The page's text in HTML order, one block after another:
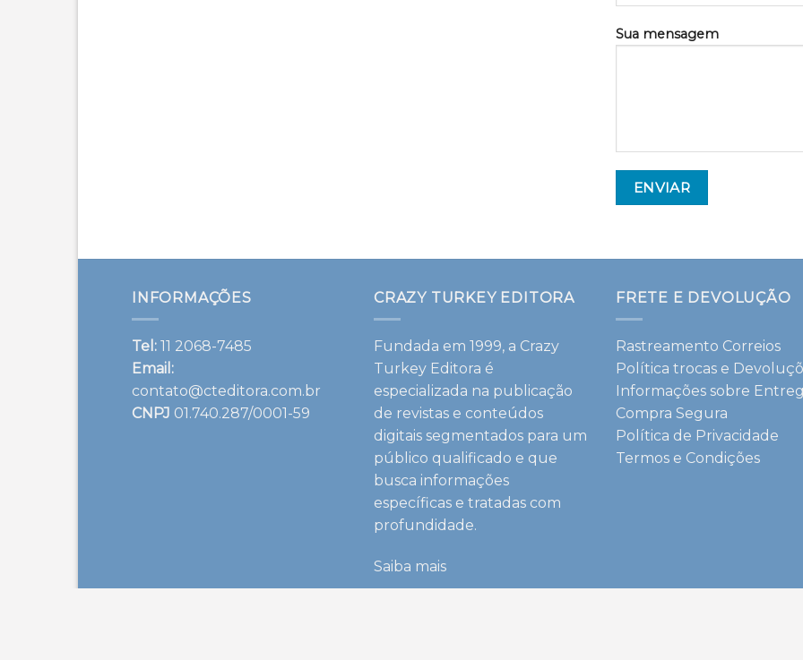
Sua mensagem
INFORMAÇÕES
Tel: 11 2068-7485
Email:
contato@cteditora.com.br
CNPJ 01.740.287/0001-59
CRAZY TURKEY EDITORA
Fundada em 1999, a Crazy
Turkey Editora é
especializada na publicação
de revistas e conteúdos
digitais segmentados para um
público qualificado e que
busca informações
específicas e tratadas com
profundidade.
Saiba mais
FRETE E DEVOLUÇÃO
Rastreamento Correios
Política trocas e
Informações sobre
Compra Segura
Política de Privacidade
Termos e Condições